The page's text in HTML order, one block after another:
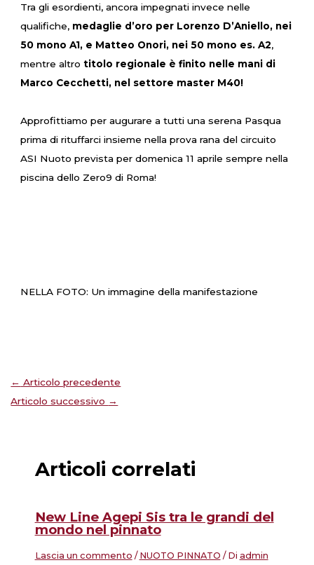
Tra gli esordienti, ancora impegnati invece nelle
qualifiche, medaglie d’oro per Lorenzo D’Aniello, nei
50 mono A1, e Matteo Onori, nei 50 mono es. A2,
mentre altrotitolo regionale è finito nelle mani di
Marco Cecchetti, nel settore master M40!
Approfittiamo per augurare a tutti una serena Pasqua
prima di rituffarci insieme nella prova rana del circuito
ASI Nuoto prevista per domenica 11 aprile sempre nella
piscina dello Zero9 di Roma!
NELLA FOTO: Un immagine della manifestazione
← Articolo precedente
Articolo successivo →
Articoli correlati
New Line Agepi Sis tra le grandi del
mondo nel pinnato
Lascia un commento / NUOTO PINNATO / Di admin